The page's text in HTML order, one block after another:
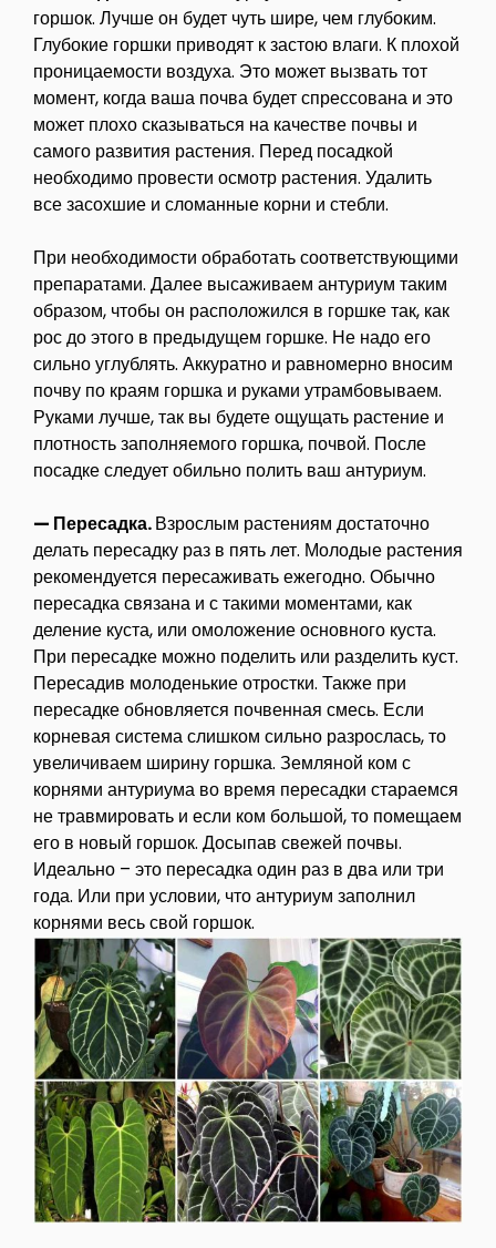
горшок. Лучше он будет чуть шире, чем глубоким.
Глубокие горшки приводят к застою влаги. К плохой
проницаемости воздуха. Это может вызвать тот
момент, когда ваша почва будет спрессована и это
может плохо сказываться на качестве почвы и
самого развития растения. Перед посадкой
необходимо провести осмотр растения. Удалить
все засохшие и сломанные корни и стебли.
При необходимости обработать соответствующими
препаратами. Далее высаживаем антуриум таким
образом, чтобы он расположился в горшке так, как
рос до этого в предыдущем горшке. Не надо его
сильно углублять. Аккуратно и равномерно вносим
почву по краям горшка и руками утрамбовываем.
Руками лучше, так вы будете ощущать растение и
плотность заполняемого горшка, почвой. После
посадке следует обильно полить ваш антуриум.
— Пересадка.Взрослым растениям достаточно
делать пересадку раз в пять лет. Молодые растения
рекомендуется пересаживать ежегодно. Обычно
пересадка связана и с такими моментами, как
деление куста, или омоложение основного куста.
При пересадке можно поделить или разделить куст.
Пересадив молоденькие отростки. Также при
пересадке обновляется почвенная смесь. Если
корневая система слишком сильно разрослась, то
увеличиваем ширину горшка. Земляной ком с
корнями антуриума во время пересадки стараемся
не травмировать и если ком большой, то помещаем
его в новый горшок. Досыпав свежей почвы.
Идеально – это пересадка один раз в два или три
года. Или при условии, что антуриум заполнил
корнями весь свой горшок.